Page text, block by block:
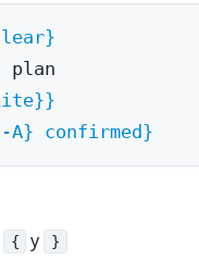
confirmed}
{ y }